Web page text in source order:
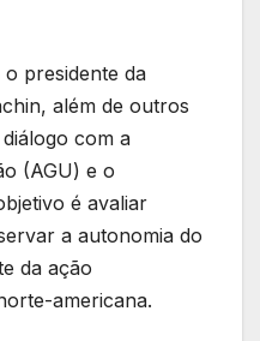
presidente da
além de outros
com a
(AGU) e o
é avaliar
a autonomia do
da ação
americana.